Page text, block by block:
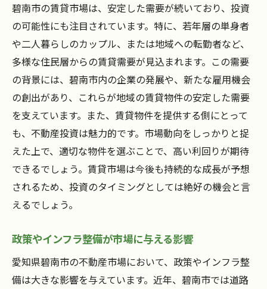
ド
購入前に考慮すべき法的リスク
不動産の資産価値を維持する方法
地域特性を活かした資産運用法
将来の売却を視野に入れた購入戦略
災害リスクと物件保険のポイント
周辺地域の開発計画がもたらす影響
碧南市で円滑な不動産購入を実現するためのス
テップ
購入目的に基づく物件検索法
購入契約時の交渉術
購入資金の効果的な調達方法
購入後の物件管理とメンテナンス
碧南市の賃貸市場は、安定した需要が続いており、投資
の可能性にも注目されています。特に、若年層の単身者
や二人暮らしのカップル、または地域への転勤者など、
多様な住民層からの賃貸需要が見込まれます。この需要
の背景には、碧南市内の企業の発展や、新たな雇用機会
の創出があり、これらが地域の賃貸物件の安定した需要
を支えています。また、賃貸物件を提供する側にとって
も、不動産投資は魅力的です。市場動向をしっかりと捉
えた上で、適切な物件を選ぶことで、高い利回りが期待
できるでしょう。賃貸市場は今後も持続的な成長が予想
されるため、投資のタイミングとしては絶好の機会と言
えるでしょう。
政策やインフラ整備が市場に与える影響
愛知県碧南市の不動産市場において、政策やインフラ整
備は大きな影響を与えています。近年、碧南市では道路